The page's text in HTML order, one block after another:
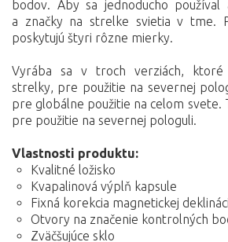
bodov. Aby sa jednoducho
a značky na strelke svietia v tme.
poskytujú štyri rôzne mierky.
Vyrába sa v troch verziách, ktoré
strelky, pre použitie na severnej
pre globálne použitie na celom svete.
pre použitie na severnej pologuli.
Vlastnosti produktu:
Kvalitné ložisko
Kvapalinová výplň kapsule
Fixná korekcia magnetickej
Otvory na značenie kontrolných
Zväčšujúce sklo